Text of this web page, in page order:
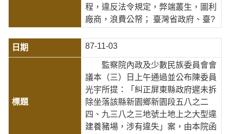
程，違反法令規定，弊端叢生，圖利
廠商，浪費公帑； 臺灣省政府、臺?
87-11-03
監察院內政及少數民族委員會會
議本（三）日上午通過並公布陳委員
光宇所提：「糾正屏東縣政府遲未拆
除坐落該縣新園鄉新園段五八之二
四、九三八之三地號土地上之大型違
建養豬場，涉有違失」案，由本院函